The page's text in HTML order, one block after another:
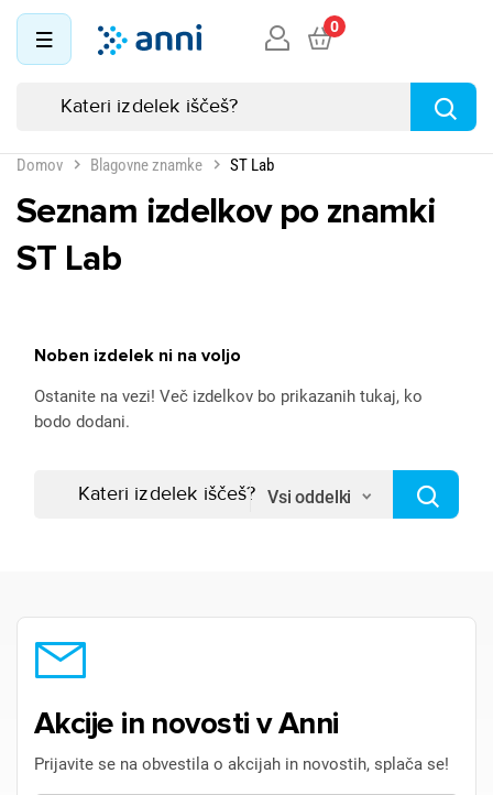
0
Domov Blagovne znamke ST Lab
Seznam izdelkov po znamki
ST Lab
Noben izdelek ni na voljo
Ostanite na vezi! Več izdelkov bo prikazanih tukaj, ko
bodo dodani.
Vsi oddelki
Akcije in novosti v Anni
Prijavite se na obvestila o akcijah in novostih, splača se!